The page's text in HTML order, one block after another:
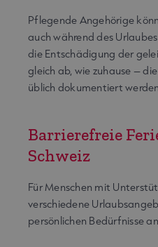
Pflegende Angehörige
auch während des
die Entschädigung der
gleich ab, wie zuhause –
üblich dokumentiert
Barrierefreie
Schweiz
Für Menschen mit
verschiedene
persönlichen Bedürfnisse